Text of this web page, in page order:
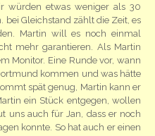
würden etwas weniger als 30
bei Gleichstand zählt die Zeit, es
Martin will es noch einmal
mehr garantieren. Als Martin
Monitor. Eine Runde vor, wann
kommen und was hätte
spät genug, Martin kann er
ein Stück entgegen, wollen
uns auch für Jan, dass er noch
konnte. So hat auch er einen